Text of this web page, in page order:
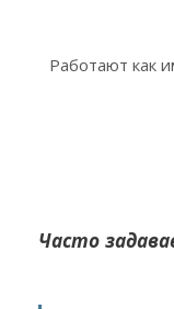
Работают как
Часто